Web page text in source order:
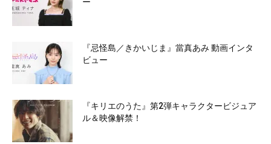
ー
『忌怪島／きかいじま』當真あみ 動画インタ
ビュー
『キリエのうた』第2弾キャラクタービジュア
ル＆映像解禁！